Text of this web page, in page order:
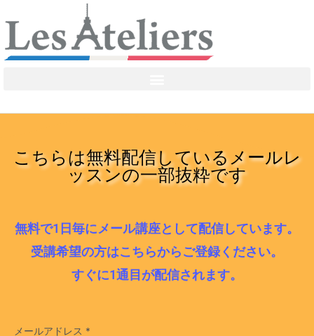
こちらは無料配信しているメールレ
ッスンの一部抜粋です
無料で1日毎にメール講座として配信しています。
受講希望の方はこちらからご登録ください。
すぐに1通目が配信されます。
メールアドレス *